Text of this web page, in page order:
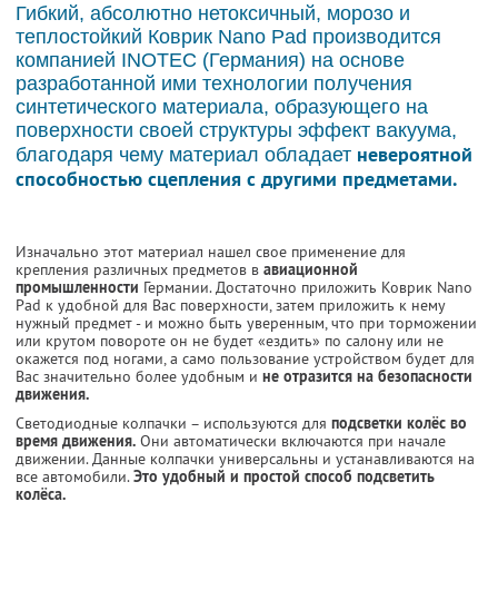
Гибкий, абсолютно нетоксичный, морозо и
теплостойкий Коврик Nano Pad производится
компанией INOTEC (Германия) на основе
разработанной ими технологии получения
синтетического материала, образующего на
поверхности своей структуры эффект вакуума,
благодаря чему материал обладает невероятной
способностью сцепления с другими предметами.
Изначально этот материал нашел свое применение для
крепления различных предметов в авиационной
промышленности Германии. Достаточно приложить Коврик Nano
Pad к удобной для Вас поверхности, затем приложить к нему
нужный предмет - и можно быть уверенным, что при торможении
или крутом повороте он не будет «ездить» по салону или не
окажется под ногами, а само пользование устройством будет для
Вас значительно более удобным и не отразится на безопасности
движения.
Светодиодные колпачки – используются для подсветки колёс во
время движения. Они автоматически включаются при начале
движении. Данные колпачки универсальны и устанавливаются на
все автомобили.Это удобный и простой способ подсветить
колёса.